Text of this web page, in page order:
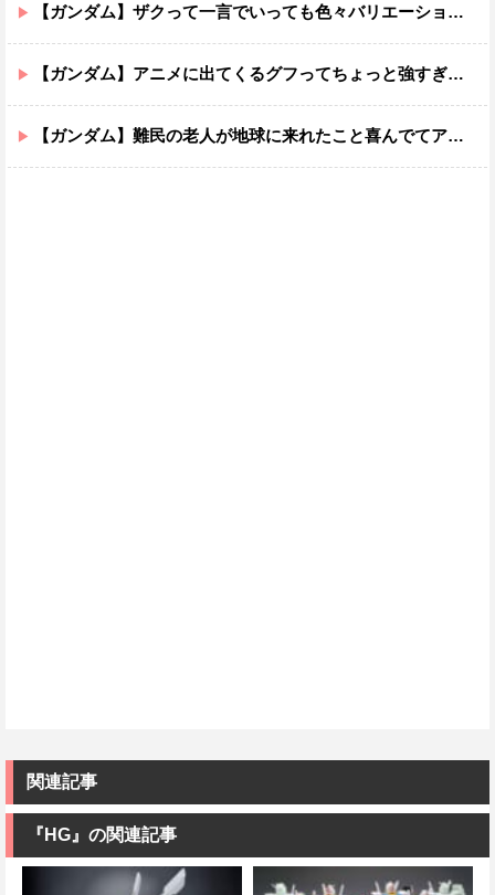
【ガンダム】ザクって一言でいっても色々バリエーションがあるよね
【ガンダム】アニメに出てくるグフってちょっと強すぎじゃない？
【ガンダム】難民の老人が地球に来れたこと喜んでてアレ？連邦もやってることヤバくない？ってなる
関連記事
『HG』の関連記事